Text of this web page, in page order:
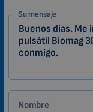
1-
ES
Zákazník
Su mensaje
Nombre